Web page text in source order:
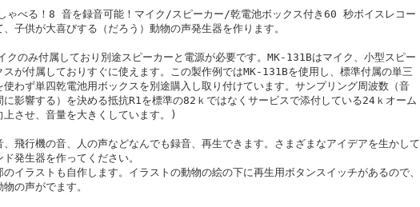
べる！8 音を録音可能！マイク/スピーカー/乾電池ボックス付き60 秒ボイスレコー
子供が大喜びする（だろう）動物の声発生器を作ります。
クのみ付属しており別途スピーカーと電源が必要です。MK-131Bはマイク、小型スピー
スが付属しておりすぐに使えます。この製作例ではMK-131Bを使用し、標準付属の単三
わず単四乾電池用ボックスを別途購入し取り付けています。サンプリング周波数（音
に影響する）を決める抵抗R1を標準の82ｋではなくサービスで添付している24ｋオーム
上させ、音量を大きくしています。)
、飛行機の音、人の声などなんでも録音、再生できます。さまざまなアイデアを生かして
発生器を作ってください。
イラストも自作します。イラストの動物の絵の下に再生用ボタンスイッチがあるので、
の声がでます。